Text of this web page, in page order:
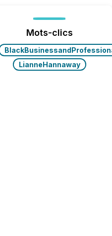
Mots-clics
LianneHannaway